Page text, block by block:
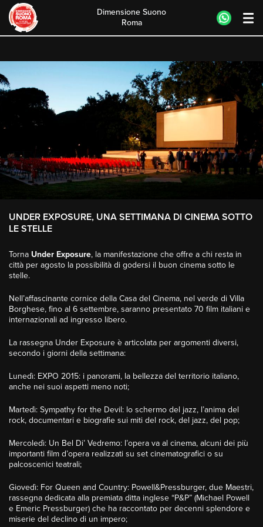
content
Dimensione Suono
Roma
UNDER EXPOSURE, UNA SETTIMANA DI CINEMA SOTTO
LE STELLE
Torna Under Exposure, la manifestazione che offre a chi resta in
città per agosto la possibilità di godersi il buon cinema sotto le
stelle.
Nell’affascinante cornice della Casa del Cinema, nel verde di Villa
Borghese, fino al 6 settembre, saranno presentato 70 film italiani e
internazionali ad ingresso libero.
La rassegna Under Exposure è articolata per argomenti diversi,
secondo i giorni della settimana:
Lunedì: EXPO 2015: i panorami, la bellezza del territorio italiano,
anche nei suoi aspetti meno noti;
Martedì: Sympathy for the Devil: lo schermo del jazz, l’anima del
rock, documentari e biografie sui miti del rock, del jazz, del pop;
Mercoledì: Un Bel Di’ Vedremo: l’opera va al cinema, alcuni dei più
importanti film d’opera realizzati su set cinematografici o su
palcoscenici teatrali;
Giovedì: For Queen and Country: Powell&Pressburger, due Maestri,
rassegna dedicata alla premiata ditta inglese “P&P” (Michael Powell
e Emeric Pressburger) che ha raccontato per decenni splendore e
miserie del declino di un impero;